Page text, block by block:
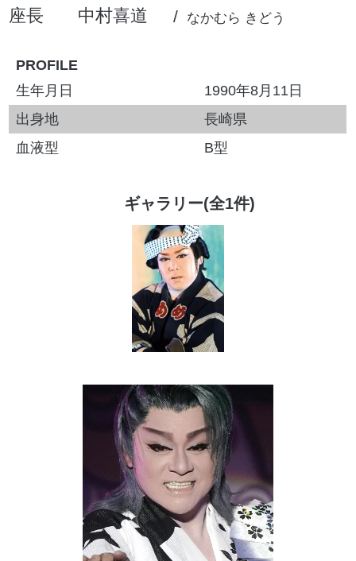
座長 中村喜道 なかむら きどう
PROFILE
生年月日
1990年8月11日
出身地
長崎県
血液型
B型
ギャラリー(全1件)